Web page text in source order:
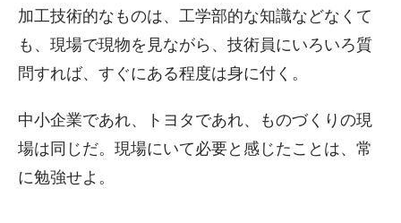
加工技術的なものは、工学部的な知識などなくて
も、現場で現物を見ながら、技術員にいろいろ質
問すれば、すぐにある程度は身に付く。
中小企業であれ、トヨタであれ、ものづくりの現
場は同じだ。現場にいて必要と感じたことは、常
に勉強せよ。